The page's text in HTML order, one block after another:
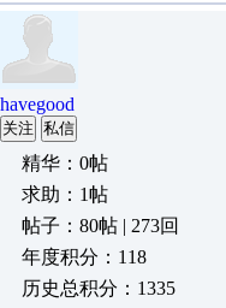
havegood
关注 私信
精华：0帖
求助：1帖
帖子：80帖 | 273回
年度积分：118
历史总积分：1335